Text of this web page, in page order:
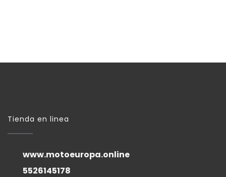
Tienda en linea
www.motoeuropa.online
5526145178